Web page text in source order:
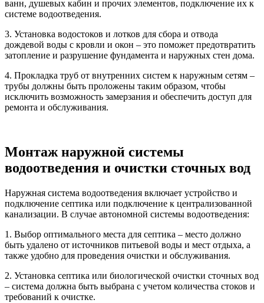
ванн, душевых кабин и прочих элементов, подключение их к
системе водоотведения.
3. Установка водостоков и лотков для сбора и отвода
дождевой воды с кровли и окон – это поможет предотвратить
затопление и разрушение фундамента и наружных стен дома.
4. Прокладка труб от внутренних систем к наружным сетям –
трубы должны быть проложены таким образом, чтобы
исключить возможность замерзания и обеспечить доступ для
ремонта и обслуживания.
Монтаж наружной системы
водоотведения и очистки сточных вод
Наружная система водоотведения включает устройство и
подключение септика или подключение к централизованной
канализации. В случае автономной системы водоотведения:
1. Выбор оптимального места для септика – место должно
быть удалено от источников питьевой воды и мест отдыха, а
также удобно для проведения очистки и обслуживания.
2. Установка септика или биологической очистки сточных вод
– система должна быть выбрана с учетом количества стоков и
требований к очистке.